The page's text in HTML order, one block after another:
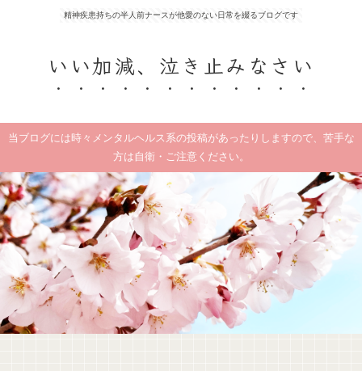
精神疾患持ちの半人前ナースが他愛のない日常を綴るブログです
いい加減、泣き止みなさい
当ブログには時々メンタルヘルス系の投稿があったりしますので、苦手な
方は自衛・ご注意ください。